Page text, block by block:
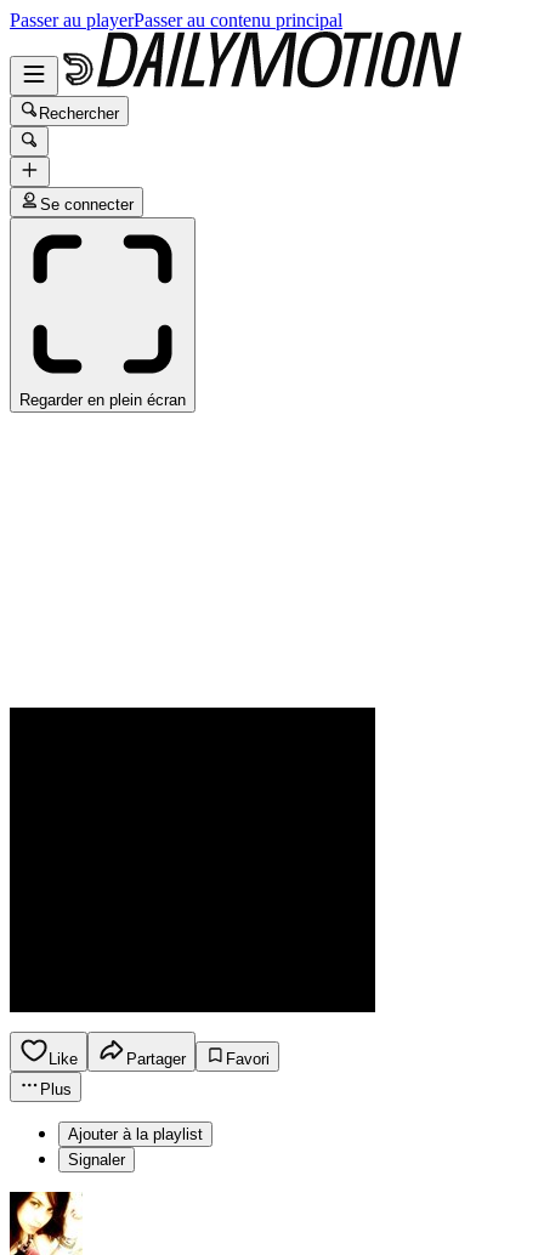
Passer au playerPasser au contenu principal
Rechercher
Se connecter
Regarder en plein écran
Like Partager
Favori
Plus
Ajouter à la playlist
Signaler